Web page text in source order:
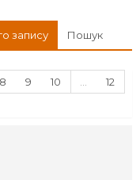
запису Пошук
8 9 10
12